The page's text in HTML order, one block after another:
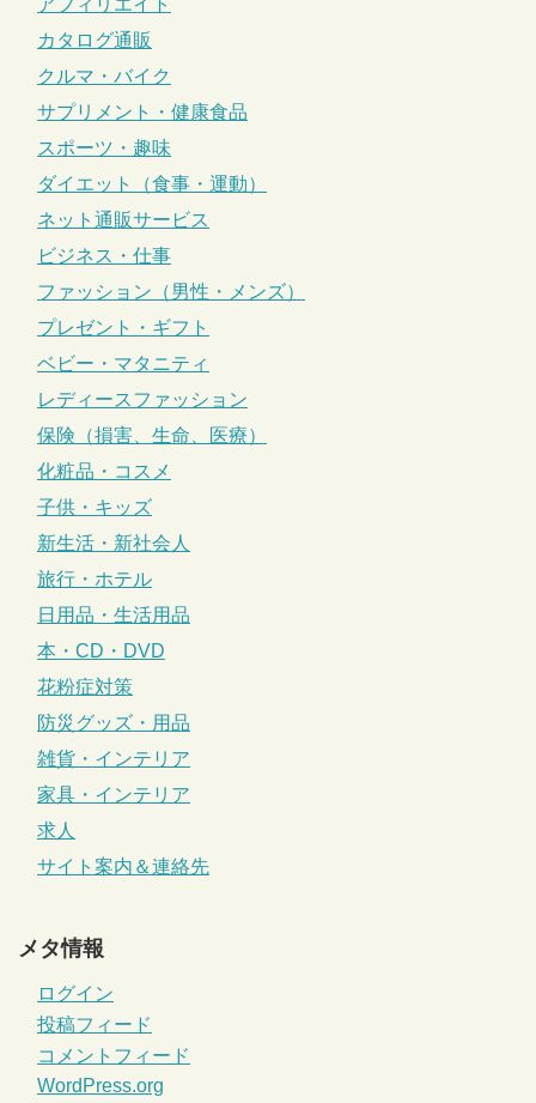
カタログ通販
クルマ・バイク
サプリメント・健康食品
スポーツ・趣味
ダイエット（食事・運動）
ネット通販サービス
ビジネス・仕事
ファッション（男性・メンズ）
プレゼント・ギフト
ベビー・マタニティ
レディースファッション
保険（損害、生命、医療）
化粧品・コスメ
子供・キッズ
新生活・新社会人
旅行・ホテル
日用品・生活用品
本・CD・DVD
花粉症対策
防災グッズ・用品
雑貨・インテリア
家具・インテリア
求人
サイト案内＆連絡先
メタ情報
ログイン
投稿フィード
コメントフィード
WordPress.org